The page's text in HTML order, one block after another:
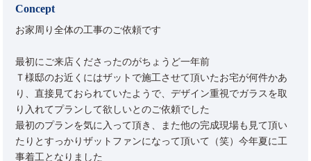
Concept
お家周り全体の工事のご依頼です
最初にご来店くださったのがちょうど一年前
Ｔ様邸のお近くにはザットで施工させて頂いたお宅が何件かあ
り、直接見ておられていたようで、デザイン重視でガラスを取
り入れてプランして欲しいとのご依頼でした
最初のプランを気に入って頂き、また他の完成現場も見て頂い
たりとすっかりザットファンになって頂いて（笑）今年夏に工
事着工となりました